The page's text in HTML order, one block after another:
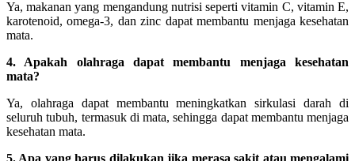
Ya, makanan yang mengandung nutrisi seperti vitamin C, vitamin E,
karotenoid, omega-3, dan zinc dapat membantu menjaga kesehatan
mata.
4. Apakah olahraga dapat membantu menjaga kesehatan
mata?
Ya, olahraga dapat membantu meningkatkan sirkulasi darah di
seluruh tubuh, termasuk di mata, sehingga dapat membantu menjaga
kesehatan mata.
5. Apa yang harus dilakukan jika merasa sakit atau mengalami